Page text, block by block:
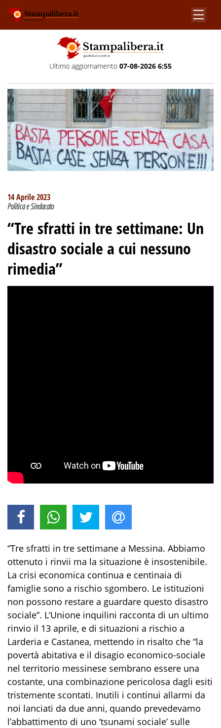
Ultimo aggiornamento 07-08-2026 6:55
14 Aprile 2023
Politica e Sindacato
“Tre sfratti in tre settimane: Un
disastro sociale a cui nessuno
rimedia”
“Tre sfratti in tre settimane a Messina. Abbiamo
ottenuto i rinvii ma la situazione è insostenibile.
La crisi economica continua e centinaia di
famiglie sono a rischio sgombero. Le istituzioni
non possono restare a guardare questo disastro
sociale”. L‘Unione inquilini racconta di un ultimo
rinvio il 13 aprile, e di situazioni a rischio a
Larderia e Castanea, mettendo in risalto che “la
povertà abitativa e il disagio economico-sociale
nel territorio messinese sembrano essere una
costante, una combinazione pericolosa dagli esiti
tristemente scontati. Inutili i continui allarmi da
noi lanciati da due anni, quando prevedevamo
l’abbattimento di uno ‘tsunami sociale’ sulle